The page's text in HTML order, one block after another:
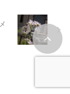
カミセバヤを栽
が、ミセバヤは
いてかなり殖え
樹木のかげにな
いた時には枯れて
０５年１１月２日